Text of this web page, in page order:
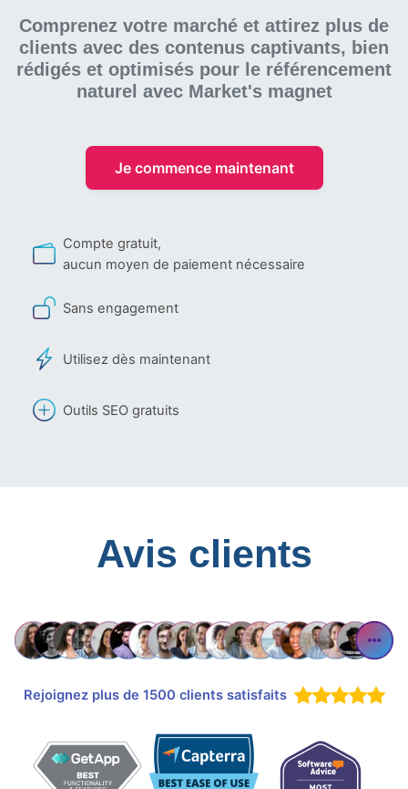
Comprenez votre marché et attirez plus de
clients avec des contenus captivants, bien
rédigés et optimisés pour le référencement
naturel avec Market's magnet
Je commence maintenant
Compte gratuit,
aucun moyen de paiement nécessaire
Sans engagement
Utilisez dès maintenant
Outils SEO gratuits
Avis clients
Rejoignez plus de 1500 clients satisfaits